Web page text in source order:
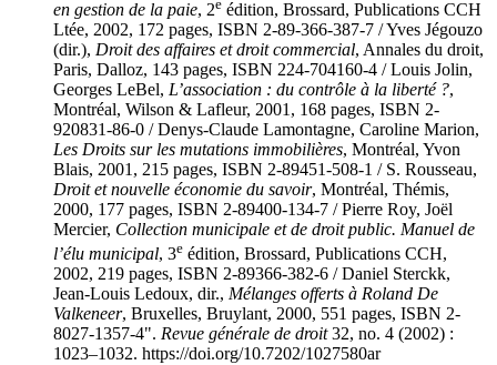
en gestion de la paie, 2e édition, Brossard, Publications CCH
Ltée, 2002, 172 pages, ISBN 2-89-366-387-7 / Yves Jégouzo
(dir.), Droit des affaires et droit commercial, Annales du droit,
Paris, Dalloz, 143 pages, ISBN 224-704160-4 / Louis Jolin,
Georges LeBel, L’association : du contrôle à la liberté ?,
Montréal, Wilson & Lafleur, 2001, 168 pages, ISBN 2-
920831-86-0 / Denys-Claude Lamontagne, Caroline Marion,
Les Droits sur les mutations immobilières, Montréal, Yvon
Blais, 2001, 215 pages, ISBN 2-89451-508-1 / S. Rousseau,
Droit et nouvelle économie du savoir, Montréal, Thémis,
2000, 177 pages, ISBN 2-89400-134-7 / Pierre Roy, Joël
Mercier, Collection municipale et de droit public. Manuel de
l’élu municipal, 3e édition, Brossard, Publications CCH,
2002, 219 pages, ISBN 2-89366-382-6 / Daniel Sterckk,
Jean-Louis Ledoux, dir., Mélanges offerts à Roland De
Valkeneer, Bruxelles, Bruylant, 2000, 551 pages, ISBN 2-
8027-1357-4". Revue générale de droit32, no. 4 (2002) :
1023–1032. https://doi.org/10.7202/1027580ar